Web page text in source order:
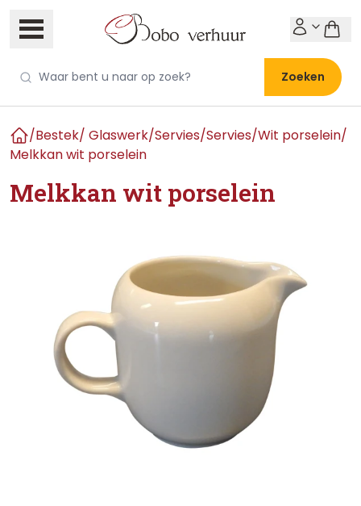
Zoeken
Home
/Bestek/ Glaswerk/Servies/Servies/Wit porselein/
Melkkan wit porselein
Melkkan wit porselein